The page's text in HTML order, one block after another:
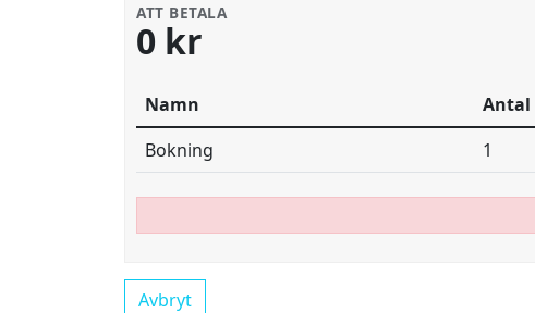
ATT BETALA
0 kr
Namn Antal
Bokning
1
Avbryt